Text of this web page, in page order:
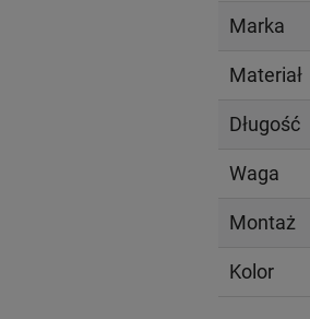
Marka
Materiał
Długość
Waga
Montaż
Kolor